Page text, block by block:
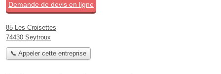
Demande de devis en ligne
85 Les Croisettes
74430 Seytroux
📞 Appeler cette entreprise